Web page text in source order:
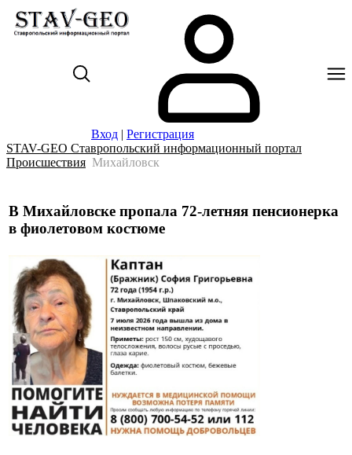
Вход | Регистрация
STAV-GEO Ставропольский информационный портал
Происшествия Михайловск
В Михайловске пропала 72-летняя пенсионерка
в фиолетовом костюме